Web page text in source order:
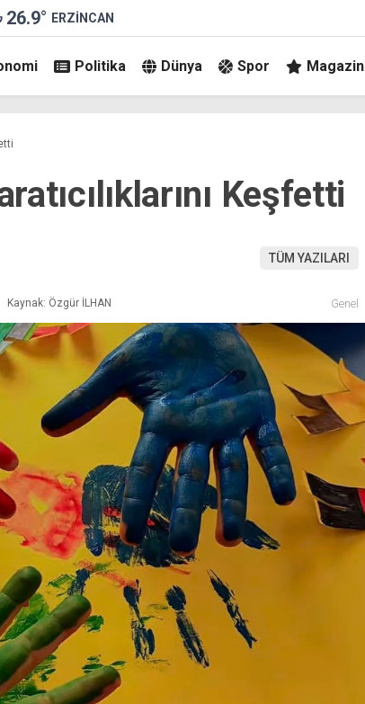
26.9° ERZINCAN
Politika Dünya Spor Magazin
Keşfetti
TÜM YAZILARI
Kaynak: Özgür İLHAN Genel